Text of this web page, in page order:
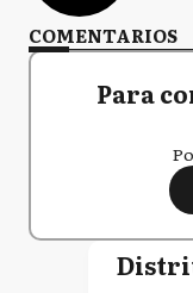
COMENTARIOS
Para